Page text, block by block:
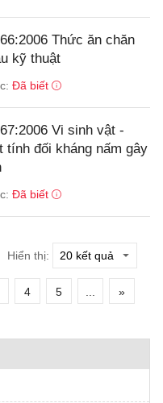
Thức ăn chăn
kỹ thuật
Đã biết
Vi sinh vật -
tính đối kháng nấm gây
Đã biết
Hiển thị:
4 5 »